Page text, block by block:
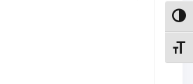
حالت کنتراست بالا
تنظیم اندازهٔ فونت